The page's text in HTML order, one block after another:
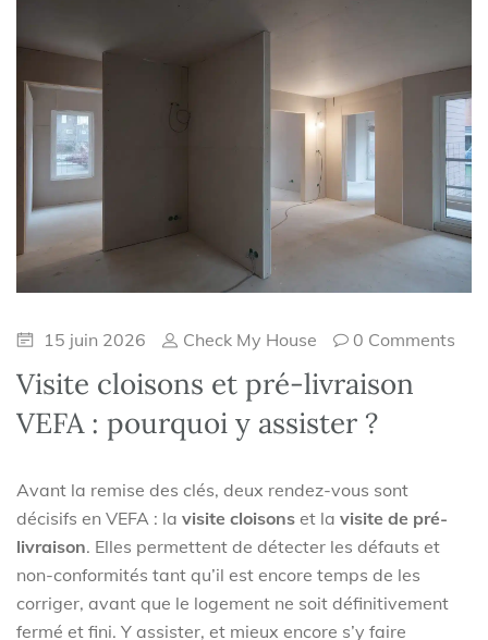
15 juin 2026 Check My House 0 Comments
Visite cloisons et pré-livraison
VEFA : pourquoi y assister ?
Avant la remise des clés, deux rendez-vous sont
décisifs en VEFA : la visite cloisons et la visite de pré-
livraison. Elles permettent de détecter les défauts et
non-conformités tant qu’il est encore temps de les
corriger, avant que le logement ne soit définitivement
fermé et fini. Y assister, et mieux encore s’y faire